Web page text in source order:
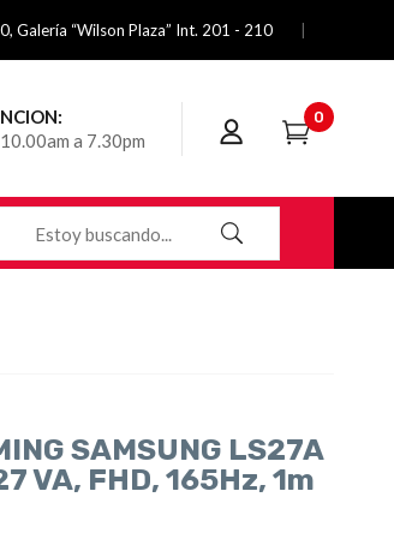
Galería “Wilson Plaza” Int. 201 - 210
a 7.30pm
0
SAMSUNG LS27A
VA, FHD, 165Hz, 1m